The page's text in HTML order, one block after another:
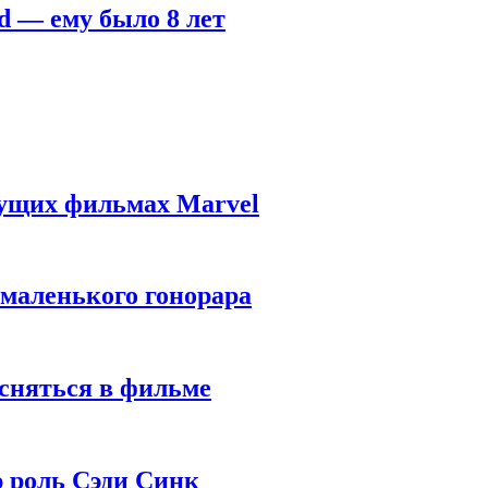
— ему было 8 лет
фильмах Marvel
гонорара
в фильме
роль Сэди Синк